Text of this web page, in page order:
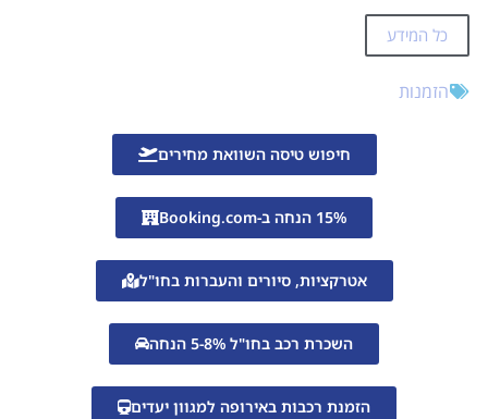
כל המידע
הזמנות
חיפוש טיסה השוואת מחירים
15% הנחה ב-Booking.com
אטרקציות, סיורים והעברות בחו"ל
השכרת רכב בחו"ל 5-8% הנחה
הזמנת רכבות באירופה למגוון יעדים